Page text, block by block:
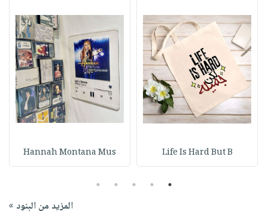
Life Is Hard But B
Hannah Montana Mus
1
2
3
4
5
المزيد من البنود »